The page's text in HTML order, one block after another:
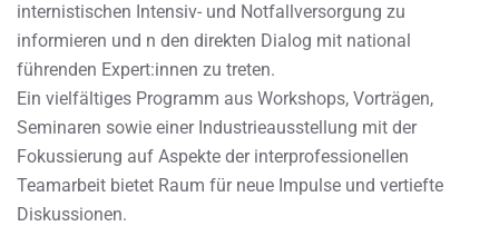
internistischen Intensiv- und Notfallversorgung zu
informieren und n den direkten Dialog mit national
führenden Expert:innen zu treten.
Ein vielfältiges Programm aus Workshops, Vorträgen,
Seminaren sowie einer Industrieausstellung mit der
Fokussierung auf Aspekte der interprofessionellen
Teamarbeit bietet Raum für neue Impulse und vertiefte
Diskussionen.